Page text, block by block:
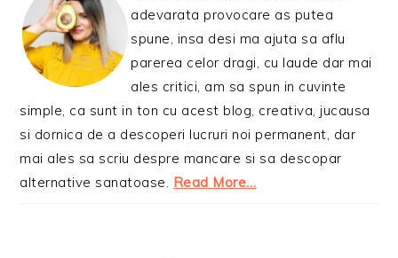
adevarata provocare as putea
spune, insa desi ma ajuta sa aflu
parerea celor dragi, cu laude dar mai
ales critici, am sa spun in cuvinte
simple, ca sunt in ton cu acest blog, creativa, jucausa
si dornica de a descoperi lucruri noi permanent, dar
mai ales sa scriu despre mancare si sa descopar
alternative sanatoase. Read More…